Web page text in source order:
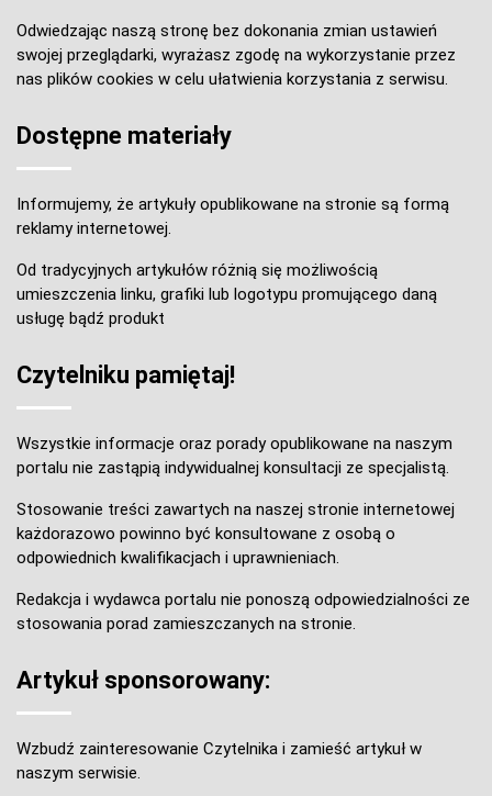
Odwiedzając naszą stronę bez dokonania zmian ustawień
swojej przeglądarki, wyrażasz zgodę na wykorzystanie przez
nas plików cookies w celu ułatwienia korzystania z serwisu.
Dostępne materiały
Informujemy, że artykuły opublikowane na stronie są formą
reklamy internetowej.
Od tradycyjnych artykułów różnią się możliwością
umieszczenia linku, grafiki lub logotypu promującego daną
usługę bądź produkt
Czytelniku pamiętaj!
Wszystkie informacje oraz porady opublikowane na naszym
portalu nie zastąpią indywidualnej konsultacji ze specjalistą.
Stosowanie treści zawartych na naszej stronie internetowej
każdorazowo powinno być konsultowane z osobą o
odpowiednich kwalifikacjach i uprawnieniach.
Redakcja i wydawca portalu nie ponoszą odpowiedzialności ze
stosowania porad zamieszczanych na stronie.
Artykuł sponsorowany:
Wzbudź zainteresowanie Czytelnika i zamieść artykuł w
naszym serwisie.